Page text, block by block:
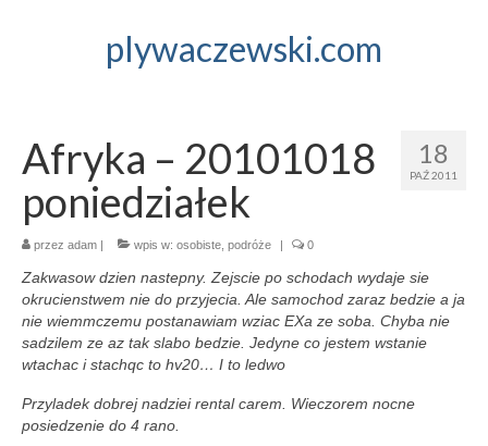
plywaczewski.com
18
PAŹ 2011
Afryka – 20101018
poniedziałek
przez adam | wpis w: osobiste podróże | 0
Zakwasow dzien nastepny. Zejscie po schodach wydaje sie
okrucienstwem nie do przyjecia. Ale samochod zaraz bedzie a ja
nie wiemmczemu postanawiam wziac EXa ze soba. Chyba nie
sadzilem ze az tak slabo bedzie. Jedyne co jestem wstanie
wtachac i stachqc to hv20… I to ledwo
Przyladek dobrej nadziei rental carem. Wieczorem nocne
posiedzenie do 4 rano.